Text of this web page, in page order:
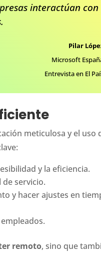
interactúan con
Pilar
Microsoft
Entrevista en El
meticulosa y el uso
y la eficiencia.
servicio.
y hacer ajustes en
remoto, sino que